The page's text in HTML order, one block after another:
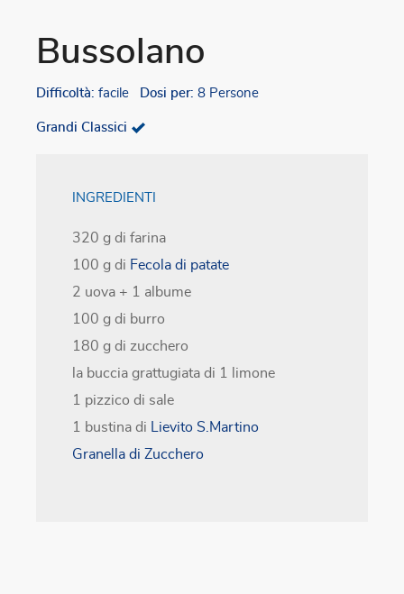
Bussolano
Difficoltà: facile Dosi per: 8 Persone
Grandi Classici
INGREDIENTI
320 g di farina
100 g di Fecola di patate
2 uova + 1 albume
100 g di burro
180 g di zucchero
la buccia grattugiata di 1 limone
1 pizzico di sale
1 bustina di Lievito S.Martino
Granella di Zucchero